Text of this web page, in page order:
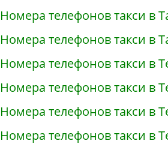
Номера телефонов такси в
Номера телефонов такси в
Номера телефонов такси в
Номера телефонов такси в
Номера телефонов такси в
Номера телефонов такси в